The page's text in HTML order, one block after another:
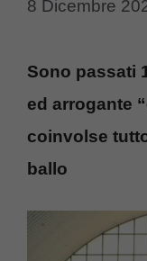
8 Dicembre
Sono passati
ed arrogante
coinvolse
ballo